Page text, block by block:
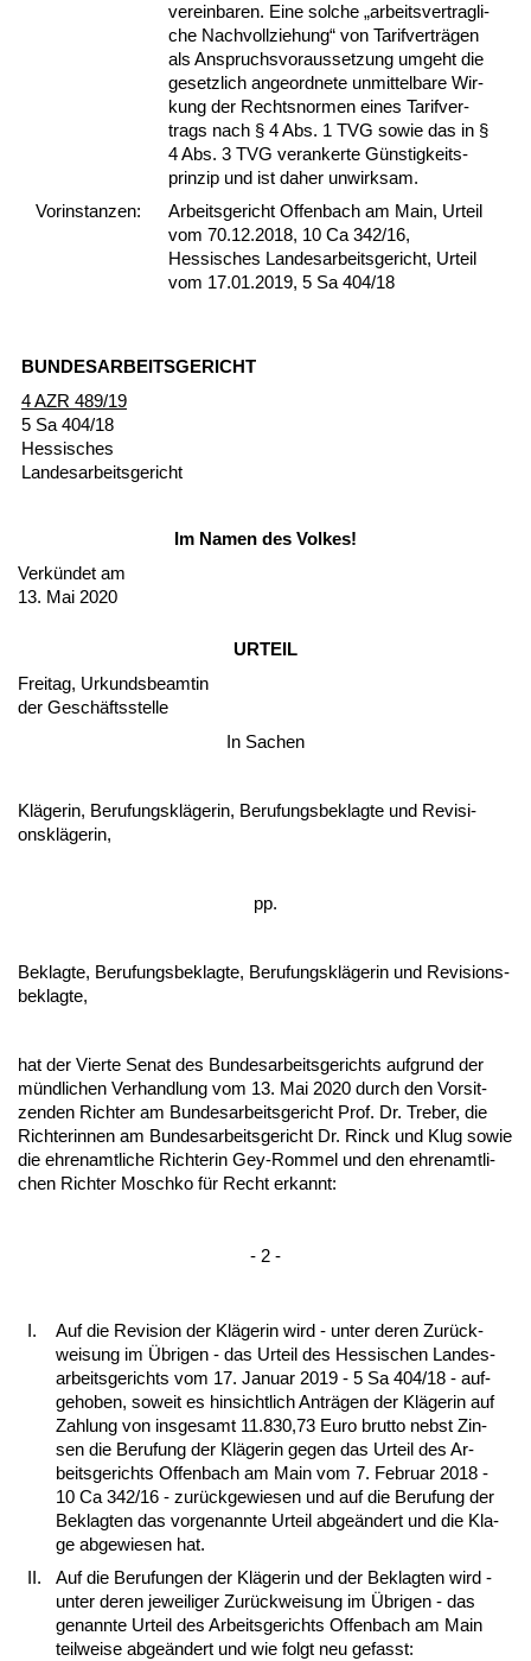
ver­ein­ba­ren. Ei­ne sol­che „ar­beits­ver­trag­li­
che Nach­voll­zie­hung“ von Ta­rif­verträgen
als An­spruchs­vor­aus­set­zung um­geht die
ge­setz­lich an­ge­ord­ne­te un­mit­tel­ba­re Wir­
kung der Rechts­nor­men ei­nes Ta­rif­ver­
trags nach § 4 Abs. 1 TVG so­wie das in §
4 Abs. 3 TVG ver­an­ker­te Güns­tig­keits­
prin­zip und ist da­her un­wirk­sam.
Vor­ins­tan­zen:
Arbeitsgericht Offenbach am Main, Urteil
vom 70.12.2018, 10 Ca 342/16,
Hessisches Landesarbeitsgericht, Urteil
vom 17.01.2019, 5 Sa 404/18
BUN­DES­AR­BEITS­GERICHT
4 AZR 489/19
5 Sa 404/18
Hes­si­sches
Lan­des­ar­beits­ge­richt
Im Na­men des Vol­kes!
Verkündet am
13. Mai 2020
UR­TEIL
Frei­tag, Ur­kunds­be­am­tin
der Geschäfts­stel­le
In Sa­chen
Kläge­rin, Be­ru­fungskläge­rin, Be­ru­fungs­be­klag­te und Re­vi­si­
onskläge­rin,
pp.
Be­klag­te, Be­ru­fungs­be­klag­te, Be­ru­fungskläge­rin und Re­vi­si­ons­
be­klag­te,
hat der Vier­te Se­nat des Bun­des­ar­beits­ge­richts auf­grund der
münd­li­chen Ver­hand­lung vom 13. Mai 2020 durch den Vor­sit­
zen­den Rich­ter am Bun­de­sar­beits­ge­richt Prof. Dr. Tre­ber, die
Rich­te­rin­nen am Bun­des­ar­beits­ge­richt Dr. Rinck und Klug so­wie
die eh­ren­amt­li­che Rich­te­rin Gey-Rom­mel und den eh­ren­amt­li­
chen Rich­ter Mosch­ko für Recht er­kannt:
- 2 -
I.
Auf die Re­vi­si­on der Kläge­rin wird - un­ter de­ren Zu­rück­
wei­sung im Übri­gen - das Ur­teil des Hes­si­schen Lan­des­
ar­beits­ge­richts vom 17. Ja­nu­ar 2019 - 5 Sa 404/18 - auf­
ge­ho­ben, so­weit es hin­sicht­lich Anträgen der Kläge­rin auf
Zah­lung von ins­ge­samt 11.830,73 Eu­ro brut­to nebst Zin­
sen die Be­ru­fung der Kläge­rin ge­gen das Ur­teil des Ar­
beits­ge­richts Of­fen­bach am Main vom 7. Fe­bru­ar 2018 -
10 Ca 342/16 - zurück­ge­wie­sen und auf die Be­ru­fung der
Be­klag­ten das vor­ge­nann­te Ur­teil ab­geändert und die Kla­
ge ab­ge­wie­sen hat.
II.
Auf die Be­ru­fun­gen der Kläge­rin und der Be­klag­ten wird -
un­ter de­ren je­wei­li­ger Zurück­wei­sung im Übri­gen - das
ge­nann­te Ur­teil des Ar­beits­ge­richts Of­fen­bach am Main
teil­wei­se ab­geändert und wie folgt neu ge­fasst: